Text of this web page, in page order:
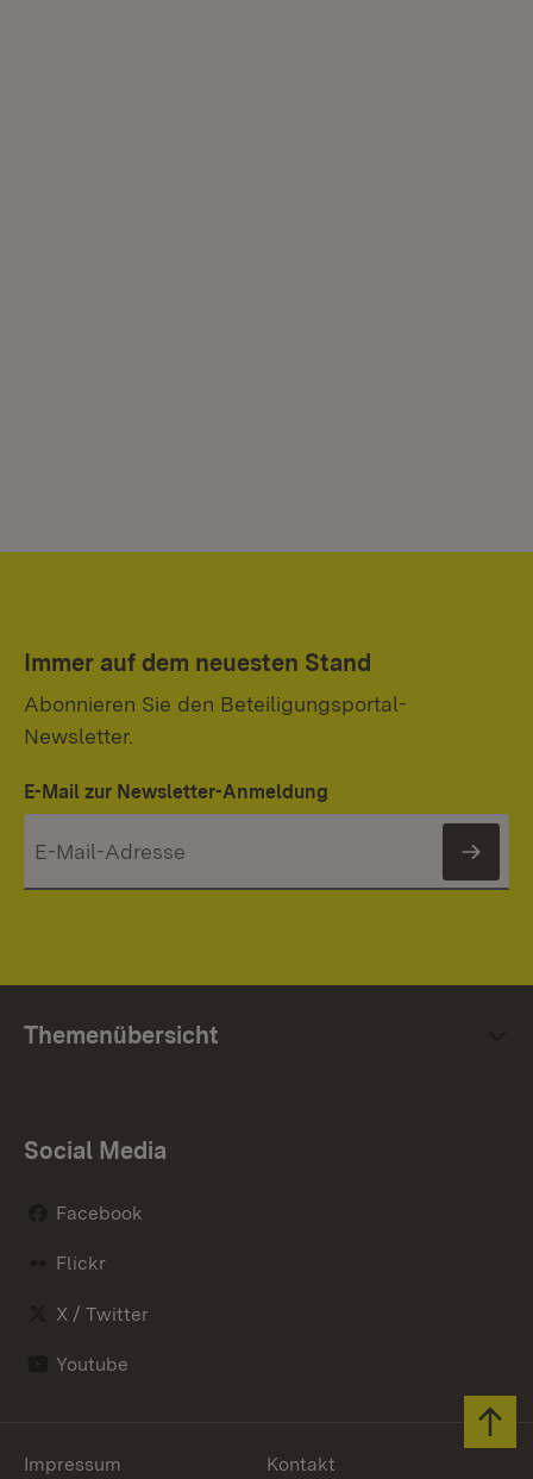
Immer auf dem neuesten Stand
Abonnieren Sie den Beteiligungsportal-
Newsletter.
E-Mail zur Newsletter-Anmeldung
Themenübersicht
Social Media
Facebook
Flickr
X / Twitter
Youtube
Impressum Kontakt